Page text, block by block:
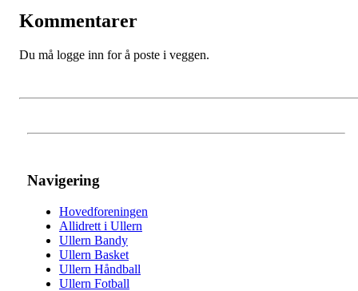
Kommentarer
Du må logge inn for å poste i veggen.
Navigering
Hovedforeningen
Allidrett i Ullern
Ullern Bandy
Ullern Basket
Ullern Håndball
Ullern Fotball